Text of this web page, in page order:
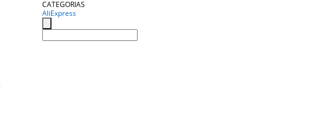
CATEGORIAS
AliExpress